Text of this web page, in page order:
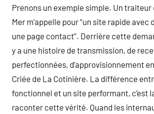
Prenons un exemple simple. Un traiteur
Mer m’appelle pour “un site rapide avec
une page contact”. Derrière cette
y a une histoire de transmission, de
perfectionnées, d’approvisionnement
Criée de La Cotinière. La différence
fonctionnel et un site performant, c’est
raconter cette vérité. Quand les